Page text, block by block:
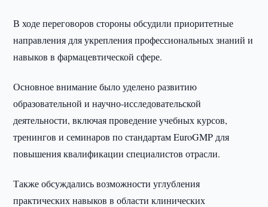
В ходе переговоров стороны обсудили приоритетные
направления для укрепления профессиональных знаний и
навыков в фармацевтической сфере.
Основное внимание было уделено развитию
образовательной и научно-исследовательской
деятельности, включая проведение учебных курсов,
тренингов и семинаров по стандартам EuroGMP для
повышения квалификации специалистов отрасли.
Также обсуждались возможности углубления
практических навыков в области клинических